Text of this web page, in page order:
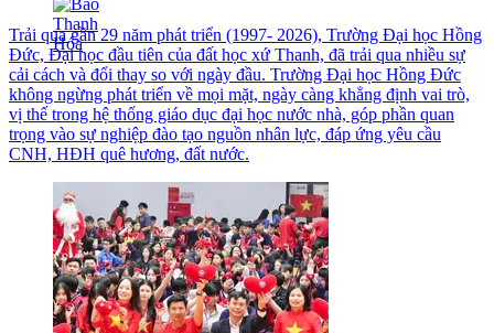
Trải qua gần 29 năm phát triển (1997- 2026), Trường Đại học Hồng
Đức, Đại học đầu tiên của đất học xứ Thanh, đã trải qua nhiều sự
cải cách và đổi thay so với ngày đầu. Trường Đại học Hồng Đức
không ngừng phát triển về mọi mặt, ngày càng khẳng định vai trò,
vị thế trong hệ thống giáo dục đại học nước nhà, góp phần quan
trọng vào sự nghiệp đào tạo nguồn nhân lực, đáp ứng yêu cầu
CNH, HĐH quê hương, đất nước.